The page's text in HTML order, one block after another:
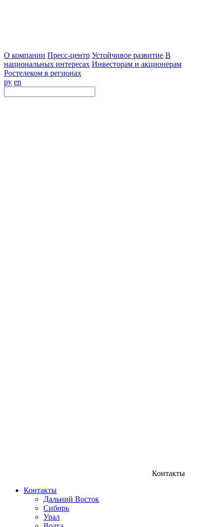
О компании Пресс-центр Устойчивое развитие В
национальных интересах Инвесторам и акционерам
Ростелеком в регионах
ру en
Контакты
Контакты
Дальний Восток
Сибирь
Урал